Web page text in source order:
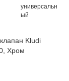
универсальн
ый